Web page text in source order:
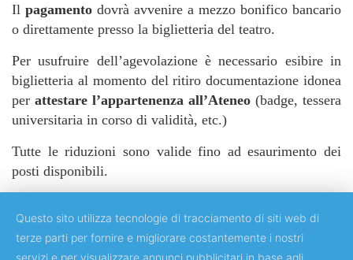
Il pagamento dovrà avvenire a mezzo bonifico bancario
o direttamente presso la biglietteria del teatro.
Per usufruire dell’agevolazione è necessario esibire in
biglietteria al momento del ritiro documentazione idonea
per attestare l’appartenenza all’Ateneo (badge, tessera
universitaria in corso di validità, etc.)
Tutte le riduzioni sono valide fino ad esaurimento dei
posti disponibili.
Questo sito utilizza tecnologie di tracciamento di siti web di
terze parti per fornire e migliorare costantemente i nostri
servizi e per visualizzare annunci pubblicitari in base agli